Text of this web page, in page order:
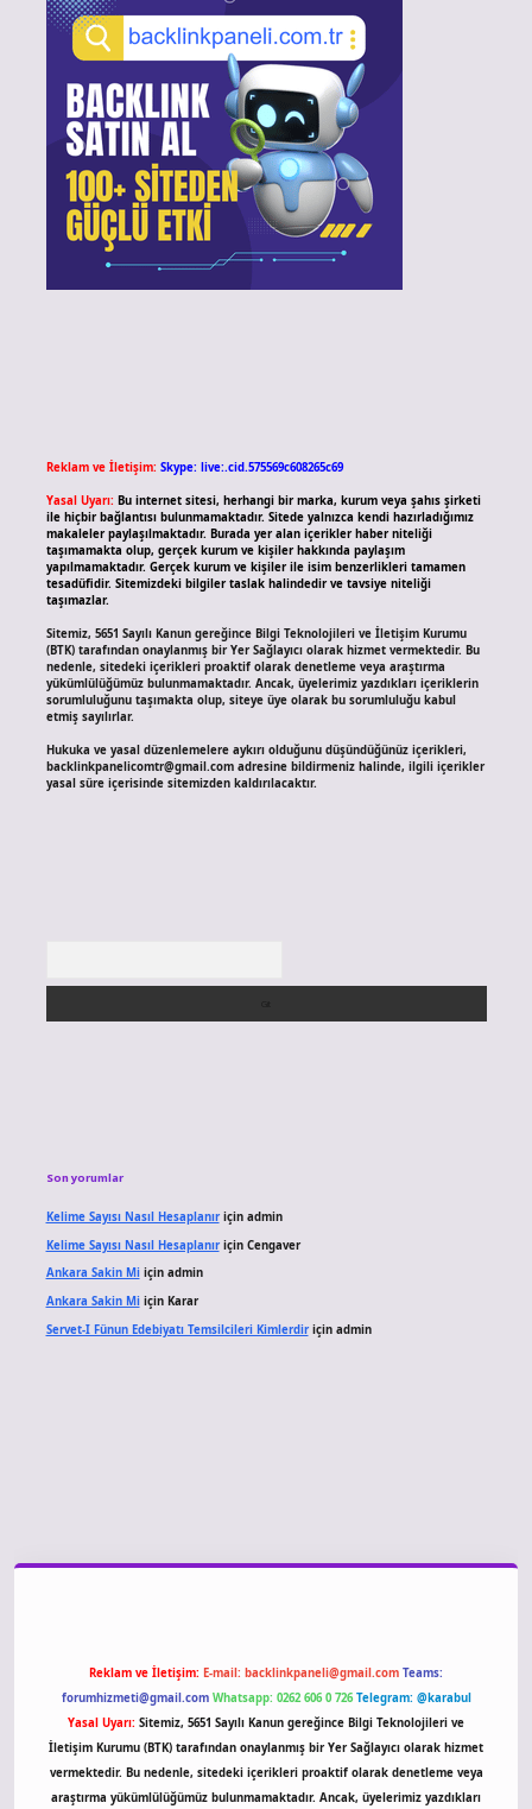
Reklam ve İletişim: Skype: live:.cid.575569c608265c69
Yasal Uyarı: Bu internet sitesi, herhangi bir marka, kurum veya şahıs şirketi
ile hiçbir bağlantısı bulunmamaktadır. Sitede yalnızca kendi hazırladığımız
makaleler paylaşılmaktadır. Burada yer alan içerikler haber niteliği
taşımamakta olup, gerçek kurum ve kişiler hakkında paylaşım
yapılmamaktadır. Gerçek kurum ve kişiler ile isim benzerlikleri tamamen
tesadüfidir. Sitemizdeki bilgiler taslak halindedir ve tavsiye niteliği
taşımazlar.
Sitemiz, 5651 Sayılı Kanun gereğince Bilgi Teknolojileri ve İletişim Kurumu
(BTK) tarafından onaylanmış bir Yer Sağlayıcı olarak hizmet vermektedir. Bu
nedenle, sitedeki içerikleri proaktif olarak denetleme veya araştırma
yükümlülüğümüz bulunmamaktadır. Ancak, üyelerimiz yazdıkları içeriklerin
sorumluluğunu taşımakta olup, siteye üye olarak bu sorumluluğu kabul
etmiş sayılırlar.
Hukuka ve yasal düzenlemelere aykırı olduğunu düşündüğünüz içerikleri,
backlinkpanelicomtr@gmail.comadresine bildirmeniz halinde, ilgili içerikler
yasal süre içerisinde sitemizden kaldırılacaktır.
Son yorumlar
Kelime Sayısı Nasıl Hesaplanıriçin admin
Kelime Sayısı Nasıl Hesaplanıriçin Cengaver
Ankara Sakin Miiçin admin
Ankara Sakin Miiçin Karar
Servet-I Fünun Edebiyatı Temsilcileri Kimlerdiriçin admin
Reklam ve İletişim: E-mail: backlinkpaneli@gmail.com Teams:
forumhizmeti@gmail.com Whatsapp: 0262 606 0 726 Telegram: @karabul
Yasal Uyarı: Sitemiz, 5651 Sayılı Kanun gereğince Bilgi Teknolojileri ve
İletişim Kurumu (BTK) tarafından onaylanmış bir Yer Sağlayıcı olarak hizmet
vermektedir. Bu nedenle, sitedeki içerikleri proaktif olarak denetleme veya
araştırma yükümlülüğümüz bulunmamaktadır. Ancak, üyelerimiz yazdıkları